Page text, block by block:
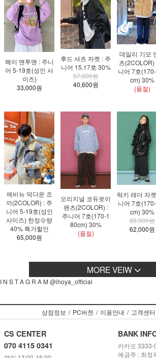
헤이 맨투맨 : 주니
어 5-19호(성인 사
이즈)
33,000원
후드 셔츠 자켓 : 주
니어 15,17호 30%
57,600원
40,600원
데일리 기모
츠(2COLOR)
니어 7호
cm) 30%
(품절)
에비뉴 덕다운 조
끼(2COLOR) : 주
니어 5-19호(성인
사이즈) 한정수량
40% 특가할인
65,000원
오리지널 코듀로이
팬츠(2COLOR) :
주니어 7호(170-1
80cm) 30%
(품절)
럭키 래더 자
니어 7호
cm) 30%
88,000원
62,000원
MORE VEIW
I N S T A G R A M @ihoya_official
상점정보 / PC버젼 / 이용안내 / 고객센터
CS CENTER
070 4115 0341
BANK
카카오
예금주 : 최정